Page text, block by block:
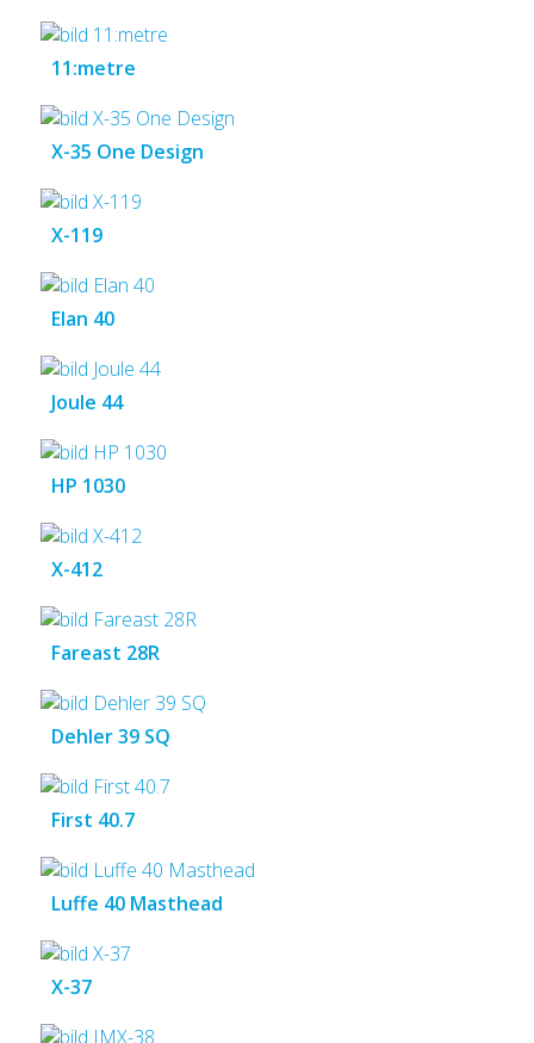
11:metre
X-35 One Design
X-119
Elan 40
Joule 44
HP 1030
X-412
Fareast 28R
Dehler 39 SQ
First 40.7
Luffe 40 Masthead
X-37